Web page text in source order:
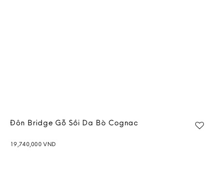
Đôn Bridge Gỗ Sồi Da Bò Cognac
19,740,000VND